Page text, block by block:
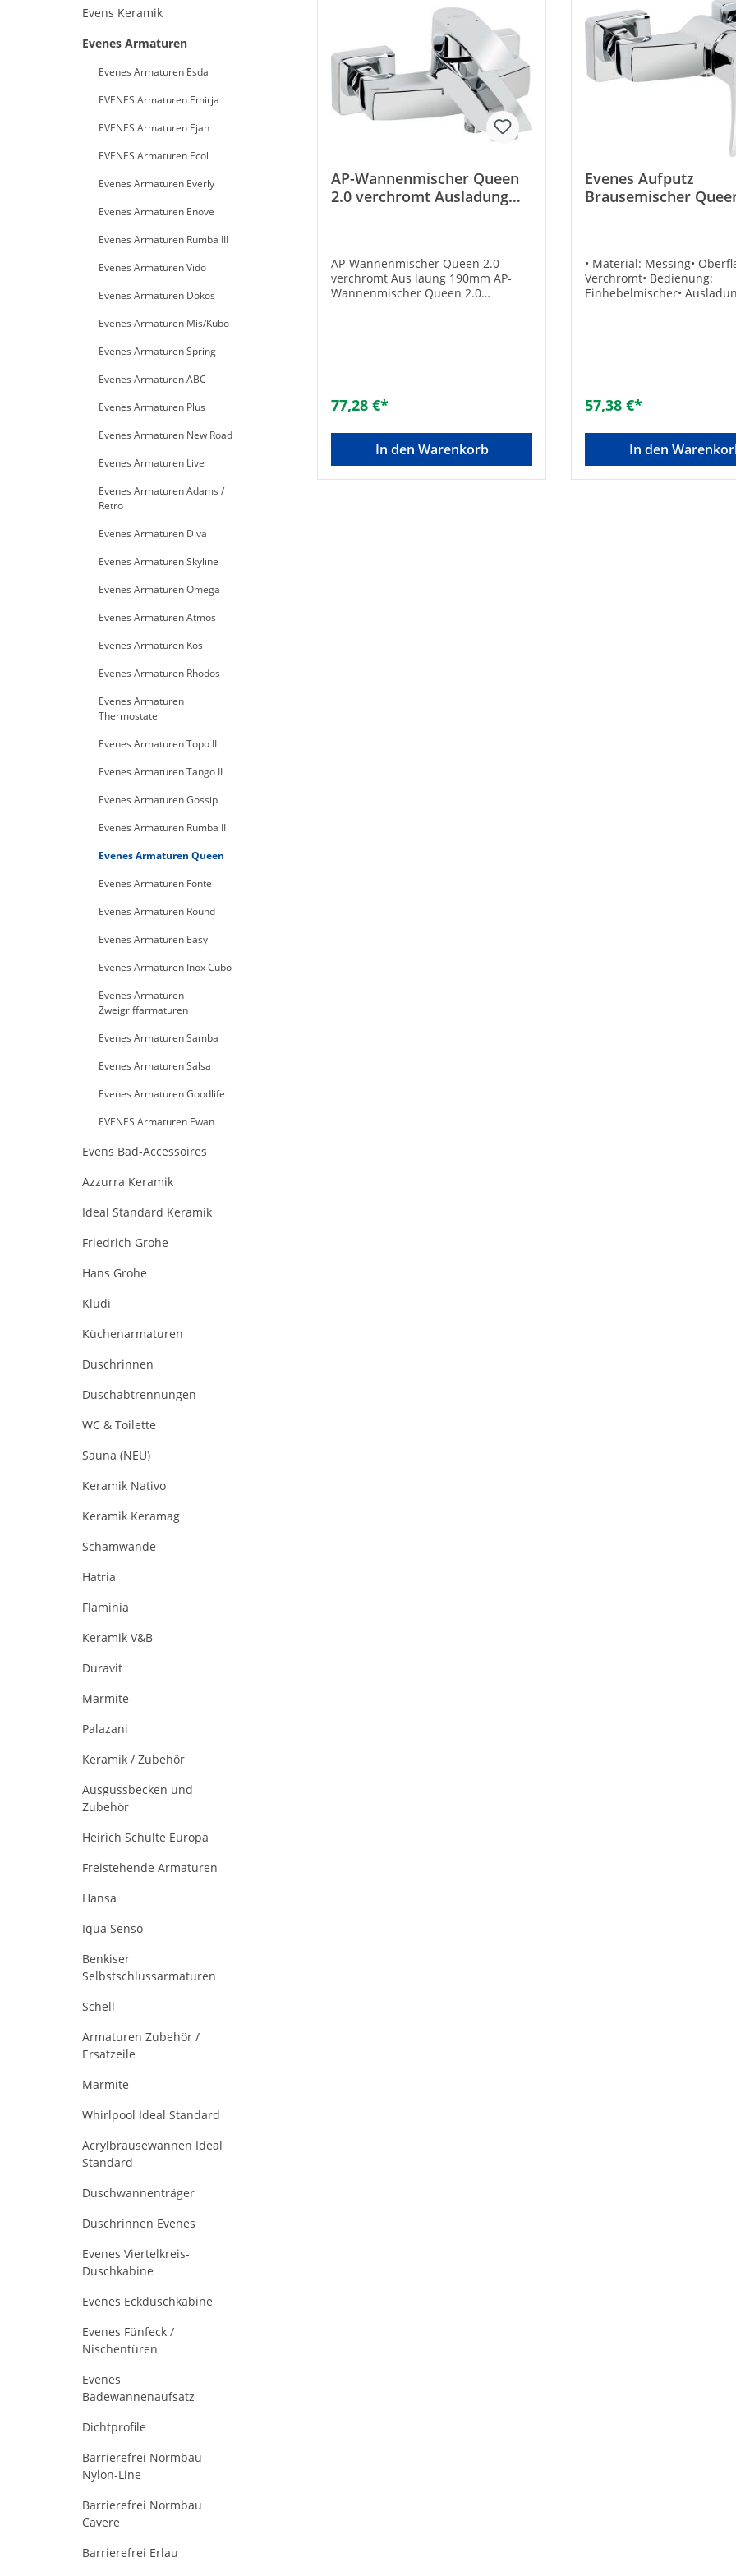
Evens Keramik
Evenes Armaturen
Evenes Armaturen Esda
EVENES Armaturen Emirja
EVENES Armaturen Ejan
EVENES Armaturen Ecol
Evenes Armaturen Everly
Evenes Armaturen Enove
Evenes Armaturen Rumba III
Evenes Armaturen Vido
Evenes Armaturen Dokos
Evenes Armaturen Mis/Kubo
Evenes Armaturen Spring
Evenes Armaturen ABC
Evenes Armaturen Plus
Evenes Armaturen New Road
Evenes Armaturen Live
Evenes Armaturen Adams /
Retro
Evenes Armaturen Diva
Evenes Armaturen Skyline
Evenes Armaturen Omega
Evenes Armaturen Atmos
Evenes Armaturen Kos
Evenes Armaturen Rhodos
Evenes Armaturen
Thermostate
Evenes Armaturen Topo II
Evenes Armaturen Tango II
Evenes Armaturen Gossip
Evenes Armaturen Rumba II
Evenes Armaturen Queen
Evenes Armaturen Fonte
Evenes Armaturen Round
Evenes Armaturen Easy
Evenes Armaturen Inox Cubo
Evenes Armaturen
Zweigriffarmaturen
Evenes Armaturen Samba
Evenes Armaturen Salsa
Evenes Armaturen Goodlife
EVENES Armaturen Ewan
Evens Bad-Accessoires
Azzurra Keramik
Ideal Standard Keramik
Friedrich Grohe
Hans Grohe
Kludi
Küchenarmaturen
Duschrinnen
Duschabtrennungen
WC & Toilette
Sauna (NEU)
Keramik Nativo
Keramik Keramag
Schamwände
Hatria
Flaminia
Keramik V&B
Duravit
Marmite
Palazani
Keramik / Zubehör
Ausgussbecken und
Zubehör
Heirich Schulte Europa
Freistehende Armaturen
Hansa
Iqua Senso
Benkiser
Selbstschlussarmaturen
Schell
Armaturen Zubehör /
Ersatzeile
Marmite
Whirlpool Ideal Standard
Acrylbrausewannen Ideal
Standard
Duschwannenträger
Duschrinnen Evenes
Evenes Viertelkreis-
Duschkabine
Evenes Eckduschkabine
Evenes Fünfeck /
Nischentüren
Evenes
Badewannenaufsatz
Dichtprofile
Barrierefrei Normbau
Nylon-Line
Barrierefrei Normbau
Cavere
Barrierefrei Erlau
AP-Wannenmischer Queen
2.0 verchromt Ausladung
AP-Wannenmischer Queen 2.0
verchromt Aus laung 190mm AP-
Wannenmischer Queen 2.0
77,28 €*
In den Warenkorb
Evenes Aufputz
Brausemischer
• Material: Messing•
Verchromt• Bedienung:
Einhebelmischer•
57,38 €*
In den